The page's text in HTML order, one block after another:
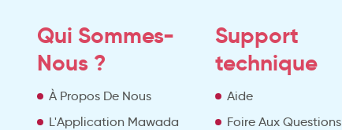
Qui Sommes-
Nous ?
À Propos De Nous
L'Application Mawada
Support
technique
Aide
Foire Aux Questions